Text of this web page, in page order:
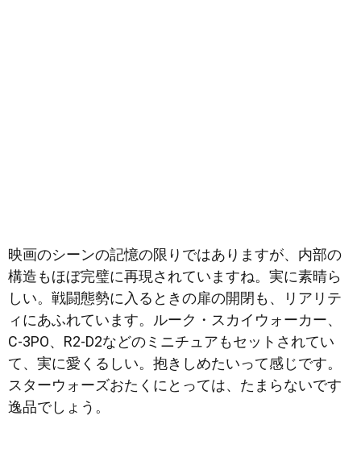
映画のシーンの記憶の限りではありますが、内部の
構造もほぼ完璧に再現されていますね。実に素晴ら
しい。戦闘態勢に入るときの扉の開閉も、リアリテ
ィにあふれています。ルーク・スカイウォーカー、
C-3PO、R2-D2などのミニチュアもセットされてい
て、実に愛くるしい。抱きしめたいって感じです。
スターウォーズおたくにとっては、たまらないです
逸品でしょう。